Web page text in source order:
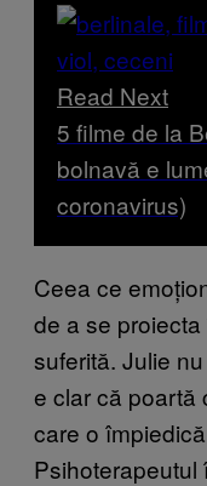
Read Next
5 filme de la
bolnavă e
coronavirus)
Ceea ce
de a se
suferită. Julie
e clar că poartă
care o
Psihoterapeutul